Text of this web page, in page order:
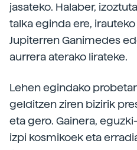
jasateko. Halaber,
talka eginda ere,
Jupiterren Ganimedes
aurrera aterako lirateke.
Lehen egindako
gelditzen ziren bizirik
eta gero. Gainera,
izpi kosmikoek eta